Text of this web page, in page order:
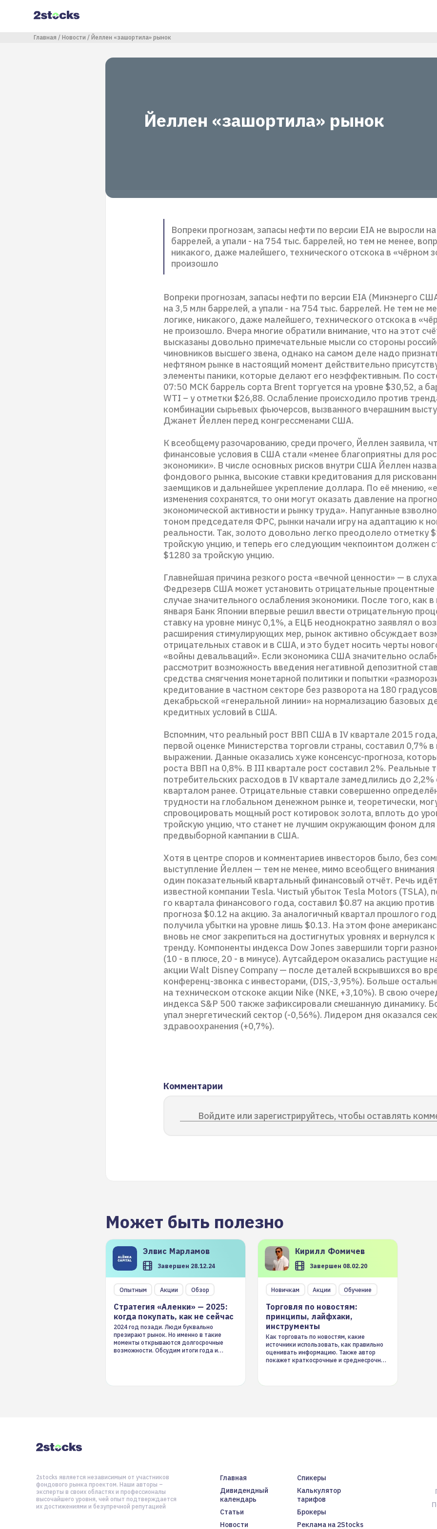
содержанию
Строка навигации
Главная Новости Йеллен «зашортила» рынок
Йеллен «зашортила» рынок
Вопреки прогнозам, запасы нефти по версии EIA не выросли
баррелей, а упали - на 754 тыс. баррелей, но тем не менее,
никакого, даже малейшего, технического отскока в «чёрном
произошло
Вопреки прогнозам, запасы нефти по версии EIA (Минэнерго
на 3,5 млн баррелей, а упали - на 754 тыс. баррелей. Не тем не
логике, никакого, даже малейшего, технического отскока в
не произошло. Вчера многие обратили внимание, что на этот
высказаны довольно примечательные мысли со стороны
чиновников высшего звена, однако на самом деле надо
нефтяном рынке в настоящий момент действительно
элементы паники, которые делают его неэффективным. По
07:50 МСК баррель сорта Brent торгуется на уровне $30,52, а
WTI – у отметки $26,88. Ослабление происходило против
комбинации сырьевых фьючерсов, вызванного вчерашним
Джанет Йеллен перед конгрессменами США.
К всеобщему разочарованию, среди прочего, Йеллен заявила,
финансовые условия в США стали «менее благоприятны для
экономики». В числе основных рисков внутри США Йеллен
фондового рынка, высокие ставки кредитования для
заемщиков и дальнейшее укрепление доллара. По её мнению,
изменения сохранятся, то они могут оказать давление на
экономической активности и рынку труда». Напуганные
тоном председателя ФРС, рынки начали игру на адаптацию к
реальности. Так, золото довольно легко преодолело отметку
тройскую унцию, и теперь его следующим чекпоинтом должен
$1280 за тройскую унцию.
Главнейшая причина резкого роста «вечной ценности» — в
Федрезерв США может установить отрицательные процентные
случае значительного ослабления экономики. После того, как в
января Банк Японии впервые решил ввести отрицательную
ставку на уровне минус 0,1%, а ЕЦБ неоднократно заявлял о
расширения стимулирующих мер, рынок активно обсуждает
отрицательных ставок и в США, и это будет носить черты
«войны девальваций». Если экономика США значительно
рассмотрит возможность введения негативной депозитной
средства смягчения монетарной политики и попытки
кредитование в частном секторе без разворота на 180 градусов
декабрьской «генеральной линии» на нормализацию базовых
кредитных условий в США.
Вспомним, что реальный рост ВВП США в IV квартале 2015
первой оценке Министерства торговли страны, составил 0,7%
выражении. Данные оказались хуже консенсус-прогноза,
роста ВВП на 0,8%. В III квартале рост составил 2%. Реальные
потребительских расходов в IV квартале замедлились до 2,2%
кварталом ранее. Отрицательные ставки совершенно
трудности на глобальном денежном рынке и, теоретически,
спровоцировать мощный рост котировок золота, вплоть до
тройскую унцию, что станет не лучшим окружающим фоном для
предвыборной кампании в США.
Хотя в центре споров и комментариев инвесторов было, без
выступление Йеллен — тем не менее, мимо всеобщего
один показательный квартальный финансовый отчёт. Речь
известной компании Tesla. Чистый убыток Tesla Motors (TSLA),
го квартала финансового года, составил $0.87 на акцию против
прогноза $0.12 на акцию. За аналогичный квартал прошлого
получила убытки на уровне лишь $0.13. На этом фоне
вновь не смог закрепиться на достигнутых уровнях и вернулся
тренду. Компоненты индекса Dow Jones завершили торги
(10 - в плюсе, 20 - в минусе). Аутсайдером оказались растущие
акции Walt Disney Company — после деталей вскрывшихся во
конференц-звонка с инвесторами, (DIS,-3,95%). Больше
на техническом отскоке акции Nike (NKE, +3,10%). В свою
индекса S&P 500 также зафиксировали смешанную динамику.
упал энергетический сектор (-0,56%). Лидером дня оказался
здравоохранения (+0,7%).
Комментарии
Войдите или зарегистрируйтесь, чтобы оставлять
Может быть полезно
Элвис Марламов
Завершен 28.12.24
Опытным Акции Обзор
Стратегия «Аленки» — 2025:
когда покупать, как не сейчас
2024 год позади. Люди буквально
презирают рынок. Но именно в такие
моменты открываются долгосрочные
возможности. Обсудим итоги года и
Кирилл Фомичев
Завершен 08.02.20
Новичкам Акции Обучение
Торговля по новостям:
принципы, лайфхаки,
инструменты
Как торговать по новостям, какие
источники использовать, как правильно
оценивать информацию. Также автор
покажет краткосрочные и среднесрочные
Главная
Спикеры
Дивидендный
календарь
Калькулятор
тарифов
Статьи
Брокеры
Новости
Реклама на 2Stocks
2stocks является независимым от участников
фондового рынка проектом. Наши авторы –
эксперты в своих областях и профессионалы
высочайшего уровня, чей опыт подтверждается
их достижениями и безупречной репутацией